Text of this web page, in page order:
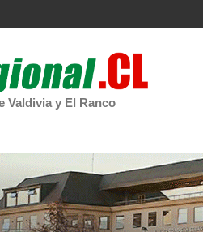
Valdivia y El Ranco